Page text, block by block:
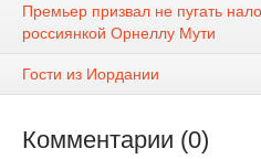
Премьер призвал не пугать
россиянкой Орнеллу Мути
Гости из Иордании
Комментарии (0)